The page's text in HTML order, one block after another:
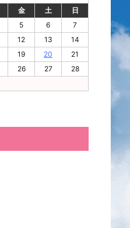
金 土
日
5 6
7
12 13
14
19 20
21
26 27
28